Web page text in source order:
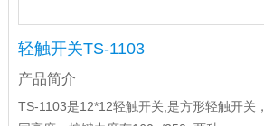
轻触开关TS-1103
产品简介
TS-1103是12*12轻触开关,是方形轻触开关